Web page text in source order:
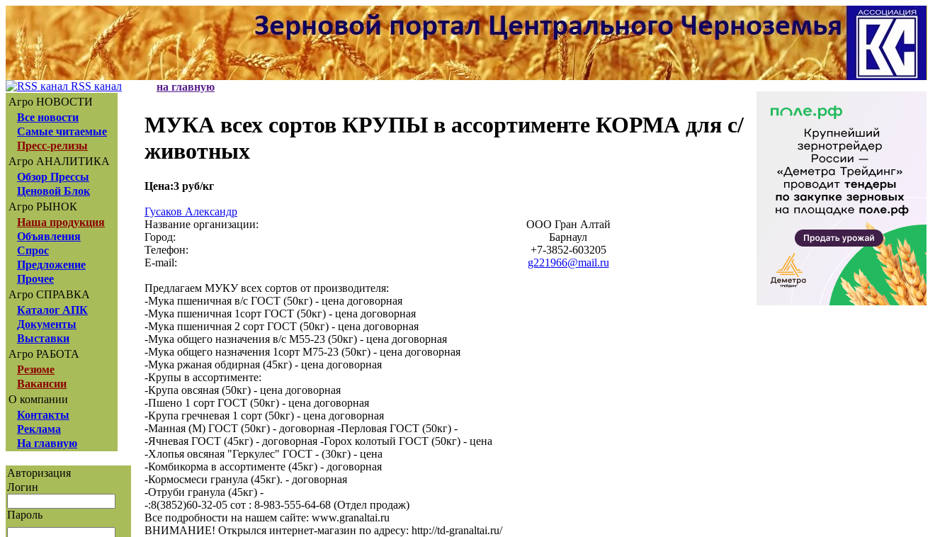
RSS канал
Агро НОВОСТИ
Все новости
Самые читаемые
Пресс-релизы
Агро АНАЛИТИКА
Обзор Прессы
Ценовой Блок
Агро РЫНОК
Наша продукция
Объявления
Спрос
Предложение
Прочее
Агро СПРАВКА
Каталог АПК
Документы
Выставки
Агро РАБОТА
Резюме
Вакансии
О компании
Контакты
Реклама
На главную
Авторизация
Логин
Пароль
на главную
МУКА всех сортов КРУПЫ в ассортименте КОРМА для с/
животных
Цена:3 руб/кг
Гусаков Александр
Название организации:
ООО Гран Алтай
Город:
Барнаул
Телефон:
+7-3852-603205
E-mail:
g221966@mail.ru
Предлагаем МУКУ всех сортов от производителя:
-Мука пшеничная в/с ГОСТ (50кг) - цена договорная
-Мука пшеничная 1сорт ГОСТ (50кг) - цена договорная
-Мука пшеничная 2 сорт ГОСТ (50кг) - цена договорная
-Мука общего назначения в/с М55-23 (50кг) - цена договорная
-Мука общего назначения 1сорт М75-23 (50кг) - цена договорная
-Мука ржаная обдирная (45кг) - цена договорная
-Крупы в ассортименте:
-Крупа овсяная (50кг) - цена договорная
-Пшено 1 сорт ГОСТ (50кг) - цена договорная
-Крупа гречневая 1 сорт (50кг) - цена договорная
-Манная (М) ГОСТ (50кг) - договорная -Перловая ГОСТ (50кг) -
-Ячневая ГОСТ (45кг) - договорная -Горох колотый ГОСТ (50кг) - цена
-Хлопья овсяная "Геркулес" ГОСТ - (30кг) - цена
-Комбикорма в ассортименте (45кг) - договорная
-Кормосмеси гранула (45кг). - договорная
-Отруби гранула (45кг) -
-:8(3852)60-32-05 сот : 8-983-555-64-68 (Отдел продаж)
Все подробности на нашем сайте: www.granaltai.ru
ВНИМАНИЕ! Открылся интернет-магазин по адресу: http://td-granaltai.ru/